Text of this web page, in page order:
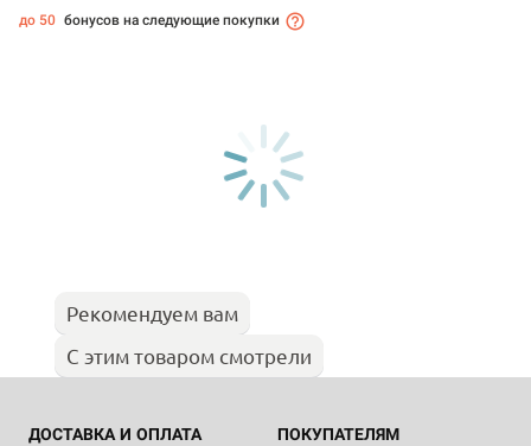
до 50 бонусов на следующие покупки
Рекомендуем вам
С этим товаром смотрели
ДОСТАВКА И ОПЛАТА ПОКУПАТЕЛЯМ